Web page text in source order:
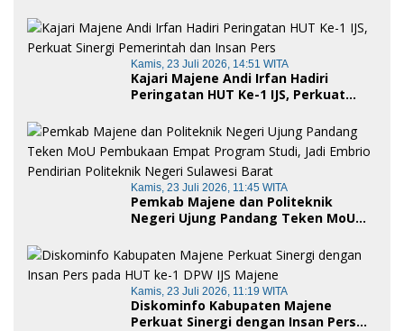
Kamis, 23 Juli 2026, 14:51 WITA
Kajari Majene Andi Irfan Hadiri
Peringatan HUT Ke-1 IJS, Perkuat
Kamis, 23 Juli 2026, 11:45 WITA
Pemkab Majene dan Politeknik
Negeri Ujung Pandang Teken MoU
Jadi Embrio Pendirian Politeknik
Negeri Sulawesi Barat
Kamis, 23 Juli 2026, 11:19 WITA
Diskominfo Kabupaten Majene
Perkuat Sinergi dengan Insan Pers